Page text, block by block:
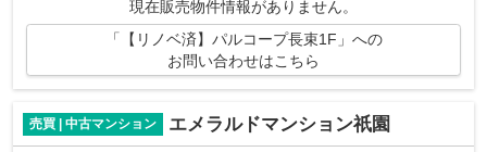
現在販売物件情報がありません。
「【リノベ済】パルコープ長束1F」への
お問い合わせはこちら
売買 | 中古マンション エメラルドマンション祇園